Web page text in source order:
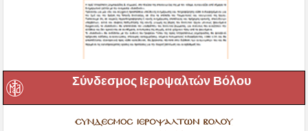
Σύνδεσμος Ιεροψαλτών Βόλου